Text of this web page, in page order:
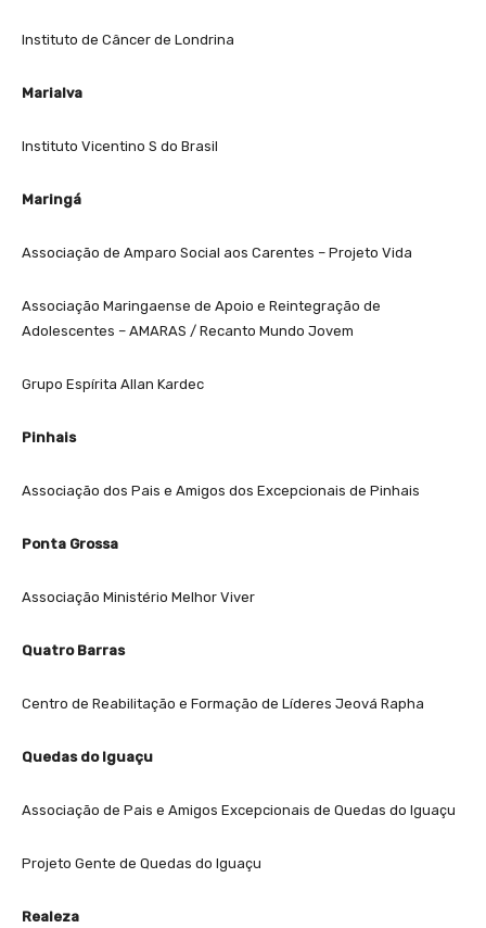
Instituto de Câncer de Londrina
Marialva
Instituto Vicentino S do Brasil
Maringá
Associação de Amparo Social aos Carentes – Projeto Vida
Associação Maringaense de Apoio e Reintegração de
Adolescentes – AMARAS / Recanto Mundo Jovem
Grupo Espírita Allan Kardec
Pinhais
Associação dos Pais e Amigos dos Excepcionais de Pinhais
Ponta Grossa
Associação Ministério Melhor Viver
Quatro Barras
Centro de Reabilitação e Formação de Líderes Jeová Rapha
Quedas do Iguaçu
Associação de Pais e Amigos Excepcionais de Quedas do Iguaçu
Projeto Gente de Quedas do Iguaçu
Realeza